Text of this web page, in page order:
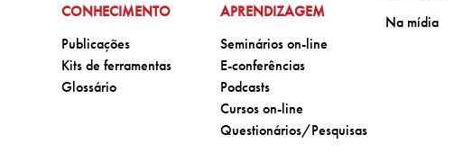
CONHECIMENTO
Ir para:
Publicações
Ir para:
Kits de ferramentas
Ir para:
Glossário
APRENDIZAGEM
Ir para:
Seminários on-line
Ir para:
E-conferências
Ir para:
Podcasts
Ir para:
Cursos on-line
Ir para:
Questionários/Pesquisas
Ir para:
Na mídia